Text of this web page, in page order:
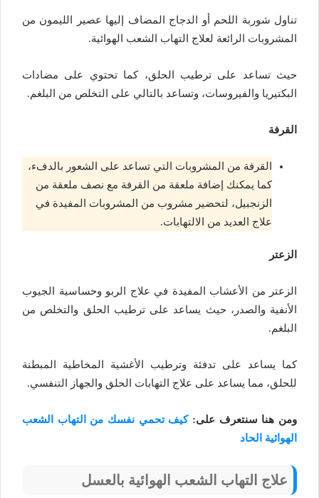
تناول شوربة اللحم أو الدجاج المضاف إليها عصير الليمون من
المشروبات الرائعة لعلاج التهاب الشعب الهوائية.
حيث تساعد على ترطيب الحلق، كما تحتوي على مضادات
البكتيريا والفيروسات، وتساعد بالتالي على التخلص من البلغم.
القرفة
القرفة من المشروبات التي تساعد على الشعور بالدفء،
كما يمكنك إضافة ملعقة من القرفة مع نصف ملعقة من
الزنجبيل، لتحضير مشروب من المشروبات المفيدة في
علاج العديد من الالتهابات.
الزعتر
الزعتر من الأعشاب المفيدة في علاج الربو وحساسية الجيوب
الأنفية والصدر، حيث يساعد على ترطيب الحلق والتخلص من
البلغم.
كما يساعد على تدفئة وترطيب الأغشية المخاطية المبطنة
للحلق، مما يساعد على علاج التهابات الحلق والجهاز التنفسي.
ومن هنا سنتعرف على:كيف تحمي نفسك من التهاب الشعب
الهوائية الحاد
علاج التهاب الشعب الهوائية بالعسل